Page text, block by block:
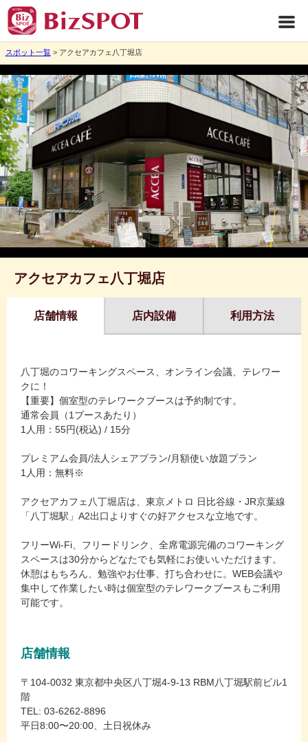
スポット一覧> アクセアカフェ八丁堀店
アクセアカフェ八丁堀店
店舗情報 店内設備 利用方法
八丁堀のコワーキングスペース、オンライン会議、テレワー
クに！
【重要】個室型のテレワークブースは予約制です。
通常会員（1ブースあたり）
1人用：55円(税込) / 15分
プレミアム会員/法人シェアプラン/月額使い放題プラン
1人用：無料※
アクセアカフェ八丁堀店は、東京メトロ 日比谷線・JR京葉線
「八丁堀駅」A2出口よりすぐの好アクセスな立地です。
フリーWi-Fi、フリードリンク、全席電源完備のコワーキング
スペースは30分からどなたでも気軽にお使いいただけます。
休憩はもちろん、勉強やお仕事、打ち合わせに。WEB会議や
集中して作業したい時は個室型のテレワークブースもご利用
可能です。
店舗情報
〒104-0032 東京都中央区八丁堀4-9-13 RBM八丁堀駅前ビル1
階
TEL: 03-6262-8896
平日8:00〜20:00、土日祝休み